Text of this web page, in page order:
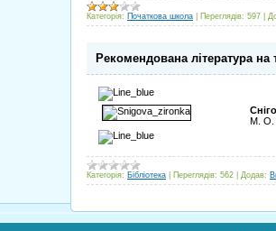
Категорія: Початкова школа Переглядів: 597
Рекомендована література
М. О.
Категорія: Бібліотека Переглядів: 562 Додав: